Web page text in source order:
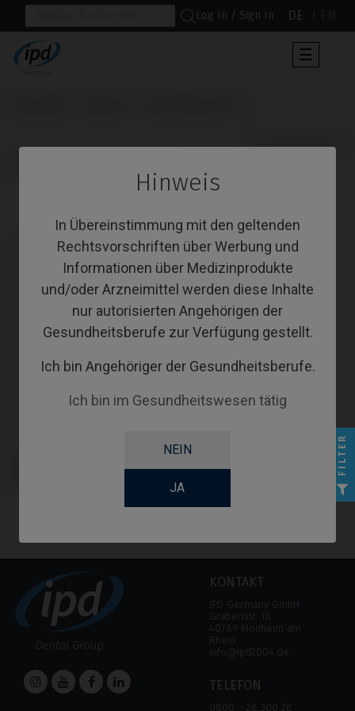
Hinweis
In Übereinstimmung mit den geltenden
Rechtsvorschriften über Werbung und
Informationen über Medizinprodukte
und/oder Arzneimittel werden diese Inhalte
nur autorisierten Angehörigen der
Gesundheitsberufe zur Verfügung gestellt.
Ich bin Angehöriger der Gesundheitsberufe.
Ich bin im Gesundheitswesen tätig
NEIN
JA
Log In / Sign In DE
der
☰
                      Premilled Blank
Nobel Biocare® Active® /
KONTAKT
IPD Germany GmbH
Grabenstr. 18
40789 Monheim am
Rhein
info@ipd2004.de
TELEFON
0800 – 28 300 28
FILTER